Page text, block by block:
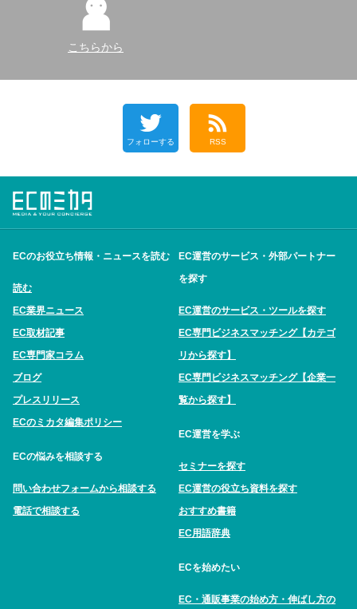
こちらから
フォローする RSS
ECのお役立ち情報・ニュースを読む
読む
EC業界ニュース
EC取材記事
EC専門家コラム
ブログ
プレスリリース
ECのミカタ編集ポリシー
ECの悩みを相談する
問い合わせフォームから相談する
電話で相談する
EC運営のサービス・外部パートナー
を探す
EC運営のサービス・ツールを探す
EC専門ビジネスマッチング【カテゴ
リから探す】
EC専門ビジネスマッチング【企業一
覧から探す】
EC運営を学ぶ
セミナーを探す
EC運営の役立ち資料を探す
おすすめ書籍
EC用語辞典
ECを始めたい
EC・通販事業の始め方・伸ばし方の